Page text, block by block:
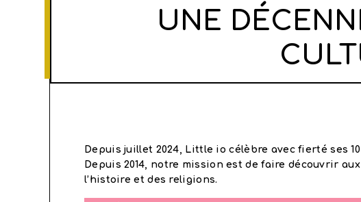
UNE
Depuis juillet 2024, Little io célèbre avec fierté ses
Depuis 2014, notre mission est de faire découvrir
l’histoire et des religions.